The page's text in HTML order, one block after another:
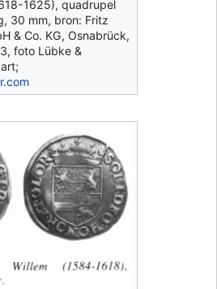
1625), quadrupel
30 mm, bron: Fritz
& Co. KG, Osnabrück,
foto Lübke &